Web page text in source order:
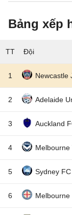
Bảng xếp
TT Đội
1 Newcastle
2 Adelaide
3 Auckland
4 Melbourne
5 Sydney FC
6 Melbourne